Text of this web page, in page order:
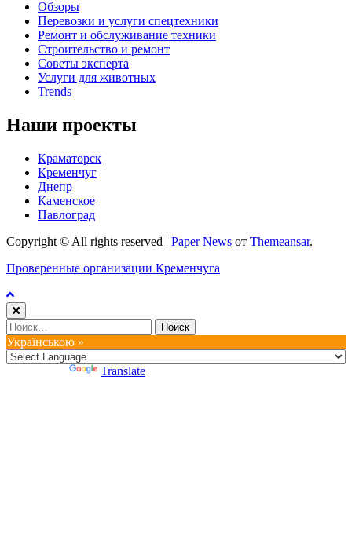
Обзоры
Перевозки и услуги спецтехники
Ремонт и обслуживание техники
Строительство и ремонт
Советы эксперта
Услуги для животных
Trends
Наши проекты
Краматорск
Кременчуг
Днепр
Каменское
Павлоград
Copyright © All rights reserved | Paper News от Themeansar.
Проверенные организации Кременчуга
Найти:
Українською »
Translate